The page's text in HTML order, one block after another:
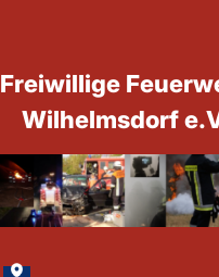
Freiwillige
Wilhelmsdorf